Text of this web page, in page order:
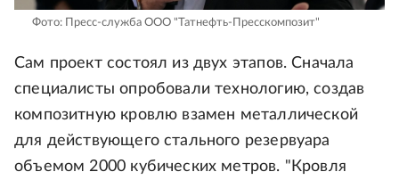
Фото: Пресс-служба ООО "Татнефть-Пресскомпозит"
Сам проект состоял из двух этапов. Сначала
специалисты опробовали технологию, создав
композитную кровлю взамен металлической
для действующего стального резервуара
объемом 2000 кубических метров. "Кровля